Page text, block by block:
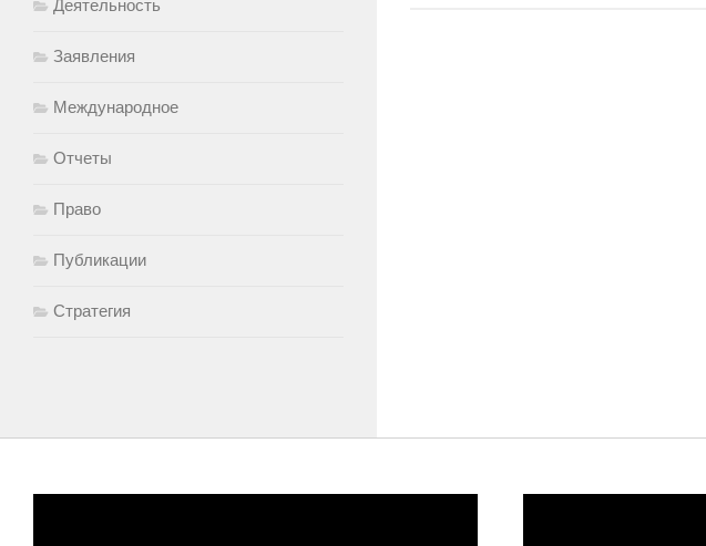
Деятельность
Заявления
Международное
Отчеты
Право
Публикации
Стратегия